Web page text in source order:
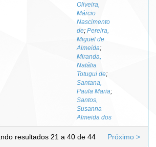
Oliveira,
Márcio
Nascimento
de; Pereira,
Miguel de
Almeida;
Miranda,
Natália
Totugui de;
Santana,
Paula Maria;
Santos,
Susanna
Almeida dos
resultados 21 a 40 de 44 Próximo >